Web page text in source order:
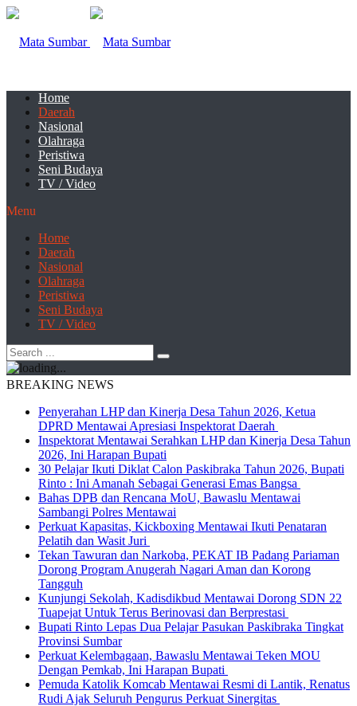
Home
Daerah
Nasional
Olahraga
Peristiwa
Seni Budaya
TV / Video
Menu
Home
Daerah
Nasional
Olahraga
Peristiwa
Seni Budaya
TV / Video
BREAKING NEWS
Penyerahan LHP dan Kinerja Desa Tahun 2026, Ketua
DPRD Mentawai Apresiasi Inspektorat Daerah
Inspektorat Mentawai Serahkan LHP dan Kinerja Desa Tahun
2026, Ini Harapan Bupati
30 Pelajar Ikuti Diklat Calon Paskibraka Tahun 2026, Bupati
Rinto : Ini Amanah Sebagai Generasi Emas Bangsa
Bahas DPB dan Rencana MoU, Bawaslu Mentawai
Sambangi Polres Mentawai
Perkuat Kapasitas, Kickboxing Mentawai Ikuti Penataran
Pelatih dan Wasit Juri
Tekan Tawuran dan Narkoba, PEKAT IB Padang Pariaman
Dorong Program Anugerah Nagari Aman dan Korong
Tangguh
Kunjungi Sekolah, Kadisdikbud Mentawai Dorong SDN 22
Tuapejat Untuk Terus Berinovasi dan Berprestasi
Bupati Rinto Lepas Dua Pelajar Pasukan Paskibraka Tingkat
Provinsi Sumbar
Perkuat Kelembagaan, Bawaslu Mentawai Teken MOU
Dengan Pemkab, Ini Harapan Bupati
Pemuda Katolik Komcab Mentawai Resmi di Lantik, Renatus
Rudi Ajak Seluruh Pengurus Perkuat Sinergitas